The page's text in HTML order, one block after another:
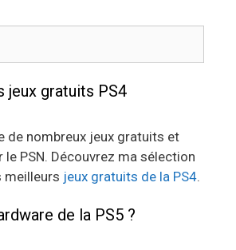
jeux gratuits PS4
de nombreux jeux gratuits et
le PSN. Découvrez ma sélection
meilleurs jeux gratuits de la PS4.
de la PS5 ?